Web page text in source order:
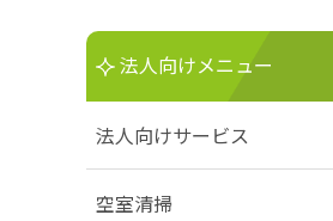
法人向けメニュー
法人向けサービス
空室清掃